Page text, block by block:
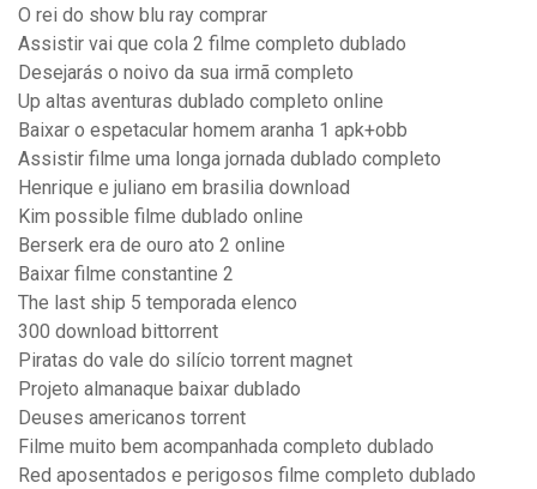
O rei do show blu ray comprar
Assistir vai que cola 2 filme completo dublado
Desejarás o noivo da sua irmã completo
Up altas aventuras dublado completo online
Baixar o espetacular homem aranha 1 apk+obb
Assistir filme uma longa jornada dublado completo
Henrique e juliano em brasilia download
Kim possible filme dublado online
Berserk era de ouro ato 2 online
Baixar filme constantine 2
The last ship 5 temporada elenco
300 download bittorrent
Piratas do vale do silício torrent magnet
Projeto almanaque baixar dublado
Deuses americanos torrent
Filme muito bem acompanhada completo dublado
Red aposentados e perigosos filme completo dublado